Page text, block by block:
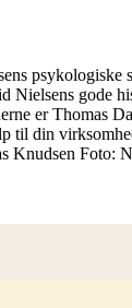
psykologiske
Nielsens gode
er Thomas
til din
Knudsen Foto: